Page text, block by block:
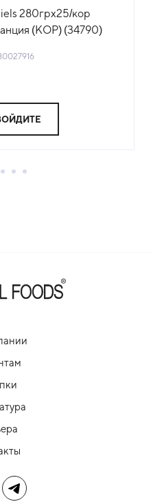
280грх25/кор
(КОР) (34790)
ВКМы в Telegram